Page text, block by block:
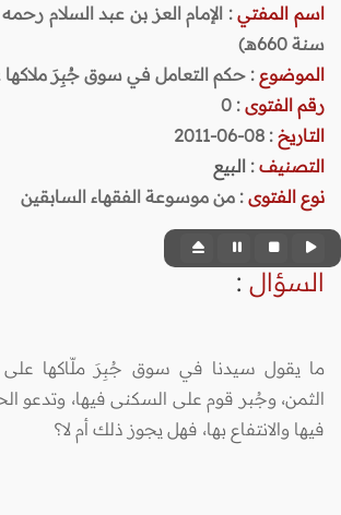
اسم المفتي: الإمام العز بن عبد السلام
سنة 660هـ)
الموضوع : حكم التعامل في سوق جُبِرَ ملاكها
رقم الفتوى :
0
التاريخ : 08-06-2011
التصنيف : البيع
نوع الفتوى : من موسوعة الفقهاء السابقين
السؤال :
ما يقول سيدنا في سوق جُبِرَ ملّاكها
الثمن، وجُبر قوم على السكنى فيها، وتدعو
فيها والانتفاع بها، فهل يجوز ذلك أم لا؟